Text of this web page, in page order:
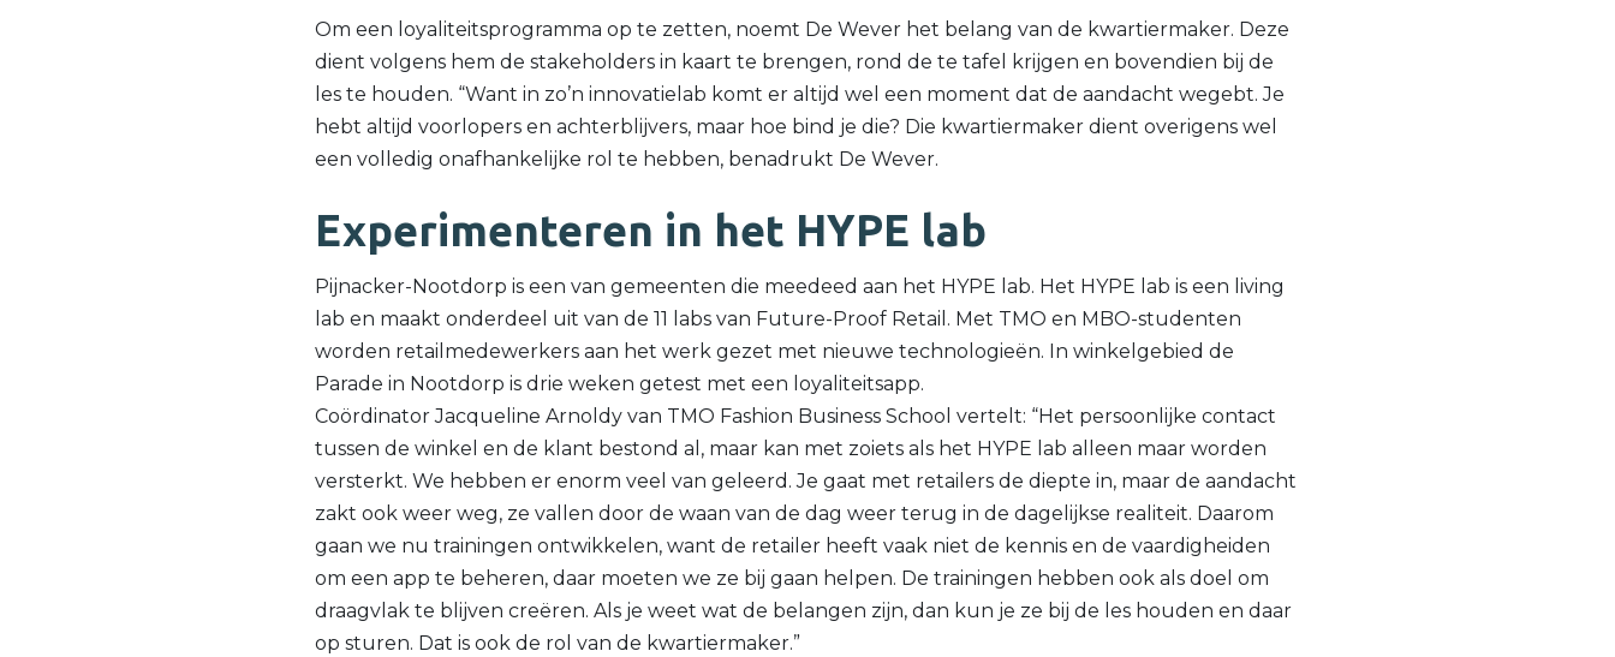
Om een loyaliteitsprogramma op te zetten, noemt De Wever het belang van de kwartiermaker. Deze
dient volgens hem de stakeholders in kaart te brengen, rond de te tafel krijgen en bovendien bij de
les te houden. “Want in zo’n innovatielab komt er altijd wel een moment dat de aandacht wegebt. Je
hebt altijd voorlopers en achterblijvers, maar hoe bind je die? Die kwartiermaker dient overigens wel
een volledig onafhankelijke rol te hebben, benadrukt De Wever.
Experimenteren in het HYPE lab
Pijnacker-Nootdorp is een van gemeenten die meedeed aan het HYPE lab. Het HYPE lab is een living
lab en maakt onderdeel uit van de 11 labs van Future-Proof Retail. Met TMO en MBO-studenten
worden retailmedewerkers aan het werk gezet met nieuwe technologieën. In winkelgebied de
Parade in Nootdorp is drie weken getest met een loyaliteitsapp.
Coördinator Jacqueline Arnoldy van TMO Fashion Business School vertelt: “Het persoonlijke contact
tussen de winkel en de klant bestond al, maar kan met zoiets als het HYPE lab alleen maar worden
versterkt. We hebben er enorm veel van geleerd. Je gaat met retailers de diepte in, maar de aandacht
zakt ook weer weg, ze vallen door de waan van de dag weer terug in de dagelijkse realiteit. Daarom
gaan we nu trainingen ontwikkelen, want de retailer heeft vaak niet de kennis en de vaardigheiden
om een app te beheren, daar moeten we ze bij gaan helpen. De trainingen hebben ook als doel om
draagvlak te blijven creëren. Als je weet wat de belangen zijn, dan kun je ze bij de les houden en daar
op sturen. Dat is ook de rol van de kwartiermaker.”